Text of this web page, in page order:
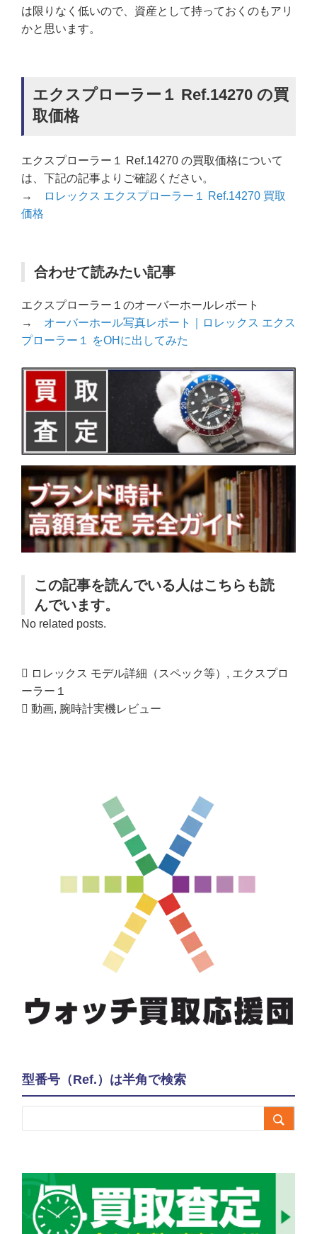
は限りなく低いので、資産として持っておくのもアリ
かと思います。
エクスプローラー１ Ref.14270 の買
取価格
エクスプローラー１ Ref.14270 の買取価格について
は、下記の記事よりご確認ください。
→
ロレックス エクスプローラー１ Ref.14270 買取
価格
合わせて読みたい記事
エクスプローラー１のオーバーホールレポート
→ オーバーホール写真レポート｜ロレックス エクス
プローラー１ をOHに出してみた
この記事を読んでいる人はこちらも読
んでいます。
No related posts.
ロレックス モデル詳細（スペック等） , エクスプロ
ーラー１
動画, 腕時計実機レビュー
型番号（Ref.）は半角で検索
